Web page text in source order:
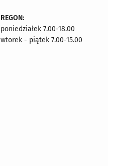
REGON:
poniedziałek 7.00-18.00
wtorek - piątek 7.00-15.00